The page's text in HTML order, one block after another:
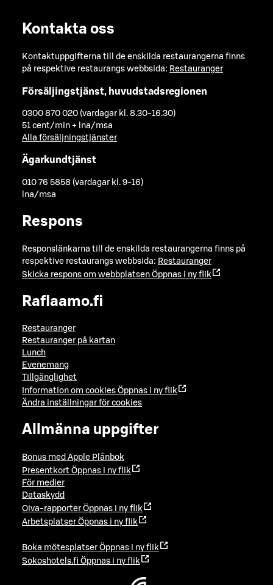
Kontakta oss
Kontaktuppgifterna till de enskilda restaurangerna finns
på respektive restaurangs webbsida: Restauranger
Försäljingstjänst, huvudstadsregionen
0300 870 020 (vardagar kl. 8.30-16.30)
51 cent/min + lna/msa
Alla försäljningstjänster
Ägarkundtjänst
010 76 5858 (vardagar kl. 9-16)
lna/msa
Respons
Responslänkarna till de enskilda restaurangerna finns på
respektive restaurangs webbsida: Restauranger
Skicka respons om webbplatsen Öppnas i ny flik
Raflaamo.fi
Restauranger
Restauranger på kartan
Lunch
Evenemang
Tillgänglighet
Information om cookies Öppnas i ny flik
Ändra inställningar för cookies
Allmänna uppgifter
Bonus med Apple Plånbok
Presentkort Öppnas i ny flik
För medier
Dataskydd
Oiva-rapporter Öppnas i ny flik
Arbetsplatser Öppnas i ny flik
Boka mötesplatser Öppnas i ny flik
Sokoshotels.fi Öppnas i ny flik